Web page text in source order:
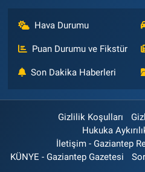
Hava Durumu
Puan Durumu ve Fikstür
Son Dakika Haberleri
Gizlilik Koşulları
Hukuka
İletişim - Gaziantep
KÜNYE - Gaziantep Gazetesi